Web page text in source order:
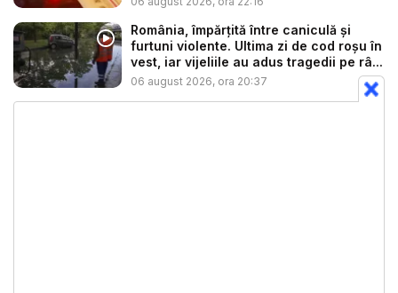
România, împărțită între caniculă și
furtuni violente. Ultima zi de cod roșu în
vest, iar vijeliile au adus tragedii pe râ...
06 august 2026, ora 20:37